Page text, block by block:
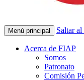
Menú principal Saltar
Acerca de FIAP
Somos
Patronato
Comisión